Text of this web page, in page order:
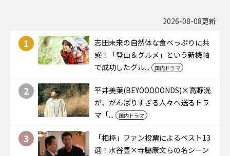
2026-08-08更新
1
志田未来の自然体な食べっぷりに共
感！「登山＆グルメ」という新機軸
で成功したグル...
国内ドラマ
2
平井美葉(BEYOOOOONDS)×高野洸
が、がんばりすぎる人々へ送るドラ
マ「...
国内ドラマ
3
「相棒」ファン投票によるベスト13
選！水谷豊×寺脇康文らの名シーン